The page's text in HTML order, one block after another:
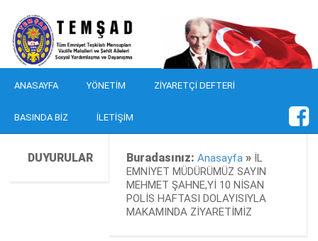
ANASAYFA YÖNETIM ZIYARETÇI DEFTERI
BASINDA BIZ İLETIŞIM
DUYURULAR Buradasınız:Anasayfa » İL
EMNİYET MÜDÜRÜMÜZ SAYIN
MEHMET ŞAHNE,Yİ 10 NİSAN
POLİS HAFTASI DOLAYISIYLA
MAKAMINDA ZİYARETİMİZ